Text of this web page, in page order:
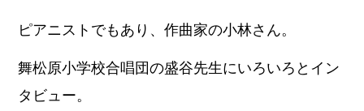
ピアニストでもあり、作曲家の小林さん。
舞松原小学校合唱団の盛谷先生にいろいろとイン
タビュー。